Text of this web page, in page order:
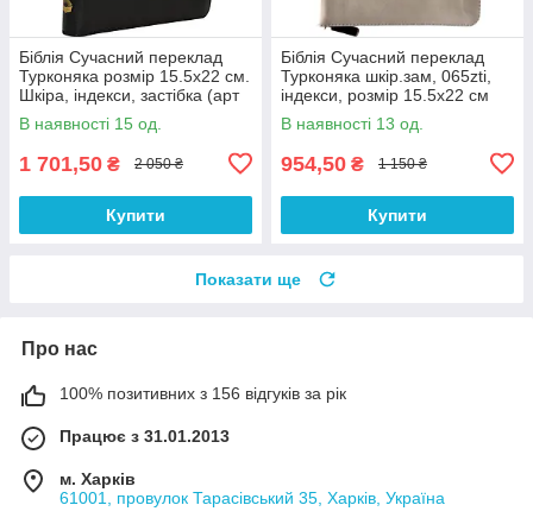
Біблія Сучасний переклад
Турконяка розмір 15.5х22 см.
Шкіра, індекси, застібка (арт
1056901) Чорна
В наявності 15 од.
1 701,50 ₴ 2 050 ₴
Купити
Біблія Сучасний переклад
Турконяка шкір.зам, 065zti,
індекси, розмір 15.5х22 см
(арт 1056616)
В наявності 13 од.
954,50 ₴ 1 150 ₴
Купити
Показати ще
Про нас
100% позитивних з 156 відгуків за рік
Працює з 31.01.2013
м. Харків
61001, провулок Тарасівський 35, Харків, Україна